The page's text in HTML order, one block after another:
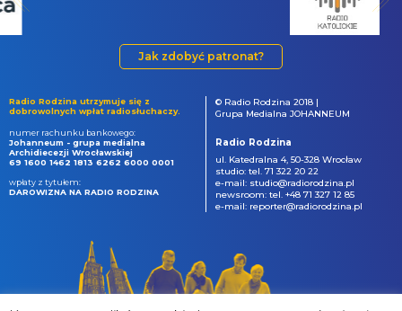
Jak zdobyć patronat?
Radio Rodzina utrzymuje się z
dobrowolnych wpłat radiosłuchaczy.
numer rachunku bankowego:
Johanneum - grupa medialna
Archidiecezji Wrocławskiej
69 1600 1462 1813 6262 6000 0001
wpłaty z tytułem:
DAROWIZNA NA RADIO RODZINA
© Radio Rodzina 2018 |
Grupa Medialna JOHANNEUM
Radio Rodzina
ul. Katedralna 4, 50-328 Wrocław
studio: tel. 71 322 20 22
e-mail: studio@radiorodzina.pl
newsroom: tel. +48 71 327 12 85
e-mail: reporter@radiorodzina.pl